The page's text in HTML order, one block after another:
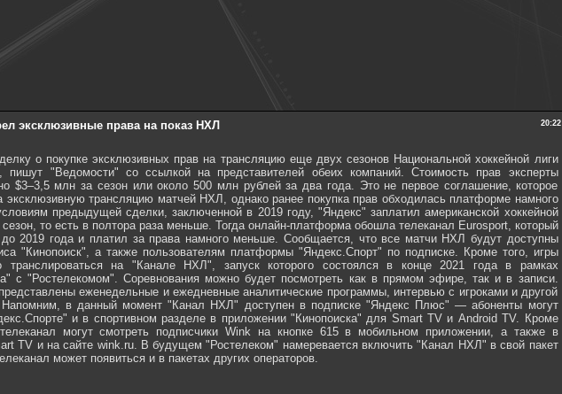
20:22
эксклюзивные права на показ НХЛ
о покупке эксклюзивных прав на трансляцию еще двух сезонов Национальной хоккейной лиги
"Ведомости" со ссылкой на представителей обеих компаний. Стоимость прав эксперты
$3–3,5 млн за сезон или около 500 млн рублей за два года. Это не первое соглашение, которое
эксклюзивную трансляцию матчей НХЛ, однако ранее покупка прав обходилась платформе намного
предыдущей сделки, заключенной в 2019 году, "Яндекс" заплатил американской хоккейной
то есть в полтора раза меньше. Тогда онлайн-платформа обошла телеканал Eurosport, который
до 2019 года и платил за права намного меньше. Сообщается, что все матчи НХЛ будут доступны
"Кинопоиск", а также пользователям платформы "Яндекс.Спорт" по подписке. Кроме того, игры
транслироваться на "Канале НХЛ", запуск которого состоялся в конце 2021 года в рамках
с "Ростелекомом". Соревнования можно будет посмотреть как в прямом эфире, так и в записи.
еженедельные и ежедневные аналитические программы, интервью с игроками и другой
Напомним, в данный момент "Канал НХЛ" доступен в подписке "Яндекс Плюс" — абоненты могут
и в спортивном разделе в приложении "Кинопоиска" для Smart TV и Android TV. Кроме
могут смотреть подписчики Wink на кнопке 615 в мобильном приложении, а также в
TV и на сайте wink.ru. В будущем "Ростелеком" намеревается включить "Канал НХЛ" в свой пакет
может появиться и в пакетах других операторов.